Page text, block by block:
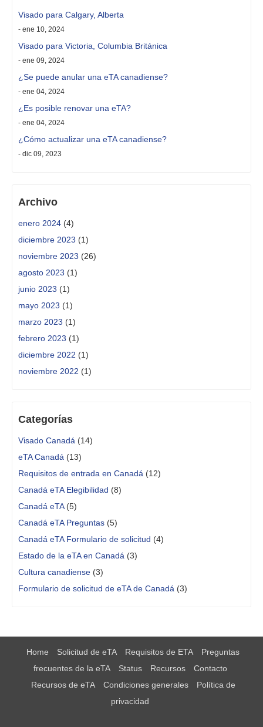
Visado para Calgary, Alberta
- ene 10, 2024
Visado para Victoria, Columbia Británica
- ene 09, 2024
¿Se puede anular una eTA canadiense?
- ene 04, 2024
¿Es posible renovar una eTA?
- ene 04, 2024
¿Cómo actualizar una eTA canadiense?
- dic 09, 2023
Archivo
enero 2024 (4)
diciembre 2023 (1)
noviembre 2023 (26)
agosto 2023 (1)
junio 2023 (1)
mayo 2023 (1)
marzo 2023 (1)
febrero 2023 (1)
diciembre 2022 (1)
noviembre 2022 (1)
Categorías
Visado Canadá (14)
eTA Canadá (13)
Requisitos de entrada en Canadá (12)
Canadá eTA Elegibilidad (8)
Canadá eTA(5)
Canadá eTA Preguntas (5)
Canadá eTA Formulario de solicitud (4)
Estado de la eTA en Canadá (3)
Cultura canadiense (3)
Formulario de solicitud de eTA de Canadá (3)
Home Solicitud de eTA Requisitos de ETA
Preguntas
frecuentes de la eTA
Status Recursos
Contacto
Recursos de eTA
Condiciones generales
Política de
privacidad